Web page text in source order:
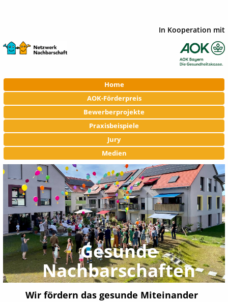
In Kooperation mit
Navigation
überspringen
Home
AOK-Förderpreis
Bewerberprojekte
Praxisbeispiele
Jury
Medien
Gesunde
Nachbarschaften
Wir fördern das gesunde Miteinander